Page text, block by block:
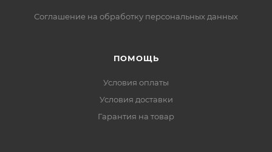
Соглашение на обработку персональных данных
ПОМОЩЬ
Условия оплаты
Условия доставки
Гарантия на товар